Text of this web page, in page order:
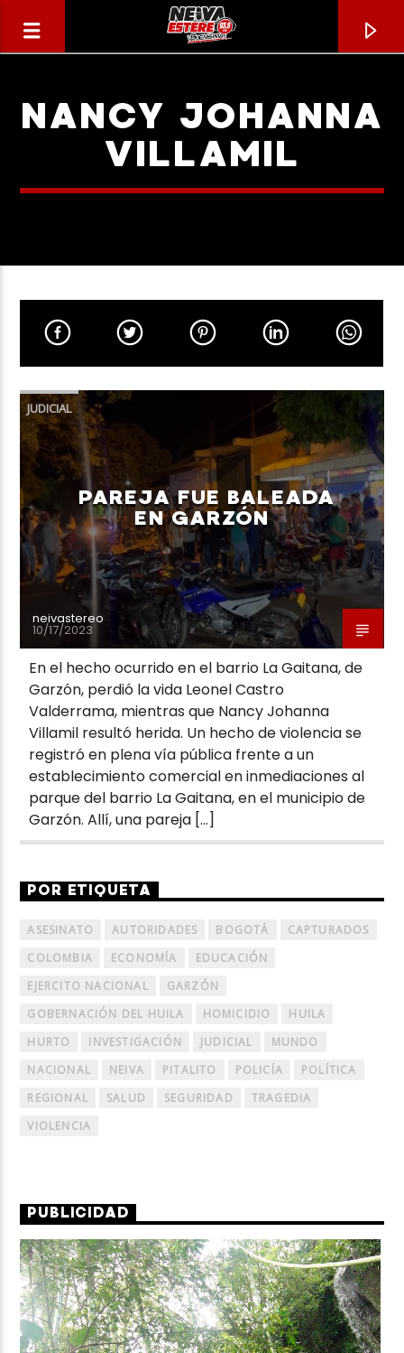
CANCIÓN ACTUAL
TÍTULO
ARTISTA
Neiva Estereo
NANCY JOHANNA
VILLAMIL
JUDICIAL
PAREJA FUE BALEADA
EN GARZÓN
neivastereo
10/17/2023
En el hecho ocurrido en el barrio La Gaitana, de
Garzón, perdió la vida Leonel Castro
Valderrama, mientras que Nancy Johanna
Villamil resultó herida. Un hecho de violencia se
registró en plena vía pública frente a un
establecimiento comercial en inmediaciones al
parque del barrio La Gaitana, en el municipio de
Garzón. Allí, una pareja […]
POR ETIQUETA
ASESINATO AUTORIDADES BOGOTÁ
CAPTURADOS
COLOMBIA
ECONOMÍA
EDUCACIÓN
EJERCITO NACIONAL
GARZÓN
GOBERNACIÓN DEL HUILA
HOMICIDIO
HUILA
HURTO
INVESTIGACIÓN JUDICIAL
MUNDO
NACIONAL
NEIVA PITALITO POLICÍA
POLÍTICA
REGIONAL
SALUD SEGURIDAD
TRAGEDIA
VIOLENCIA
PUBLICIDAD